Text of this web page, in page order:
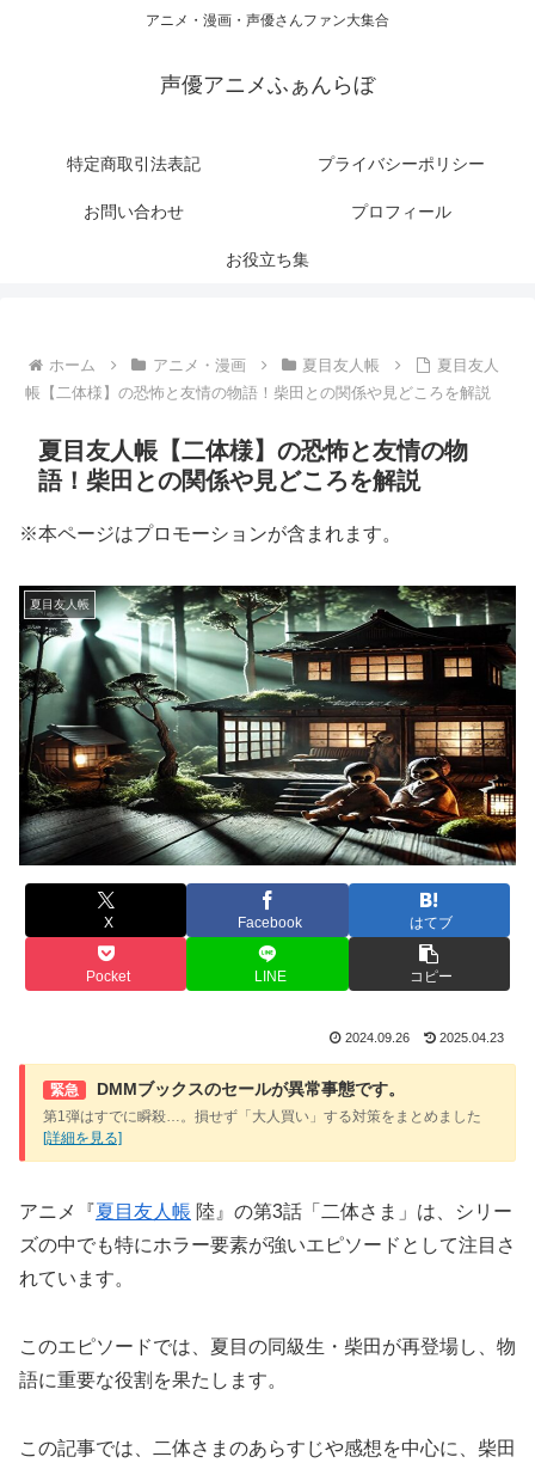
アニメ・漫画・声優さんファン大集合
声優アニメふぁんらぼ
特定商取引法表記 プライバシーポリシー
お問い合わせ プロフィール
お役立ち集
ホーム アニメ・漫画 夏目友人帳
夏目友人
帳【二体様】の恐怖と友情の物語！柴田との関係や見どころを解説
夏目友人帳【二体様】の恐怖と友情の物
語！柴田との関係や見どころを解説
※本ページはプロモーションが含まれます。
夏目友人帳
X Facebook はてブ
Pocket LINE コピー
2024.09.26 2025.04.23
緊急 DMMブックスのセールが異常事態です。
第1弾はすでに瞬殺…。損せず「大人買い」する対策をまとめました
[詳細を見る]
アニメ『夏目友人帳 陸』の第3話「二体さま」は、シリー
ズの中でも特にホラー要素が強いエピソードとして注目さ
れています。
このエピソードでは、夏目の同級生・柴田が再登場し、物
語に重要な役割を果たします。
この記事では、二体さまのあらすじや感想を中心に、柴田